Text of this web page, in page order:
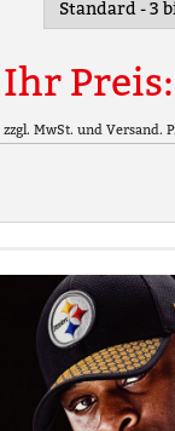
Ihr Preis:
zzgl. MwSt. und Versand.